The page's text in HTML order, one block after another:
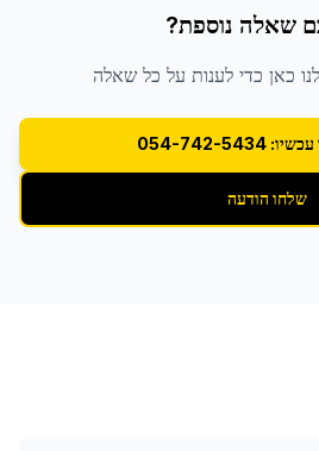
שאלה נוספת?
כאן כדי לענות על כל שאלה
742-5434
שלחו הודעה